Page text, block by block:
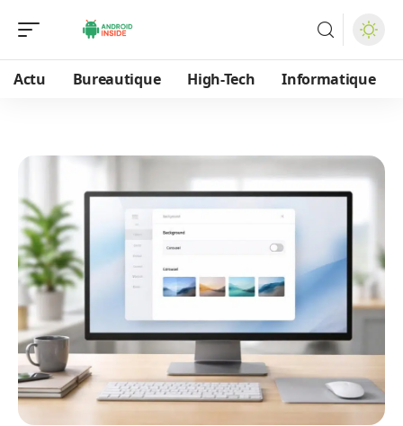
Actu Bureautique High-Tech Informatique